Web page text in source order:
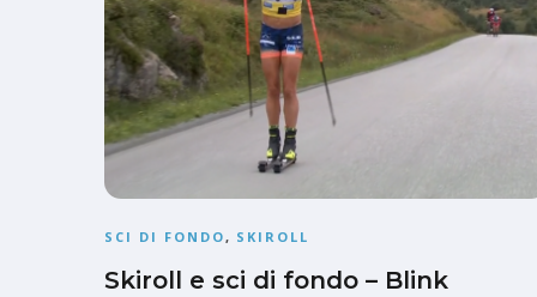
SCI DI FONDO, SKIROLL
Skiroll e sci di fondo – Blink